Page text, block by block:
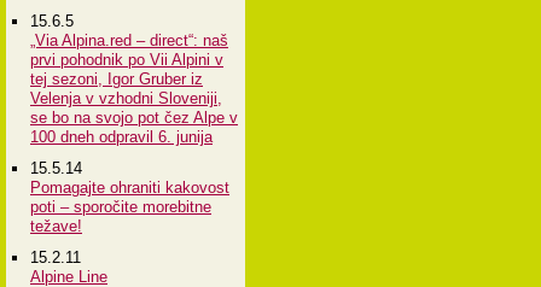
15.6.5
„Via Alpina.red – direct“: naš
prvi pohodnik po Vii Alpini v
tej sezoni, Igor Gruber iz
Velenja v vzhodni Sloveniji,
se bo na svojo pot čez Alpe v
100 dneh odpravil 6. junija
15.5.14
Pomagajte ohraniti kakovost
poti – sporočite morebitne
težave!
15.2.11
Alpine Line